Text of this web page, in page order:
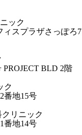
ック
ィスプラザさっぽろ7
BLD 2階
ク
番地15号
リニック
番地14号